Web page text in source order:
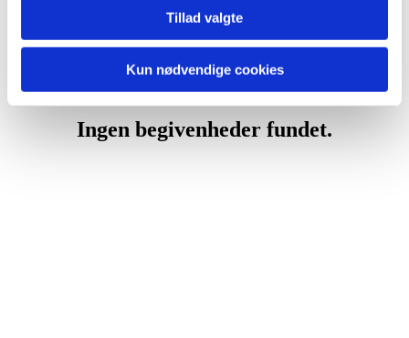
Tillad valgte
Kun nødvendige cookies